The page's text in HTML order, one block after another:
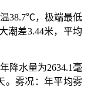
38.7℃，极端最低
潮差3.44米，平均
降水量为2634.1毫
。雾况：年平均雾